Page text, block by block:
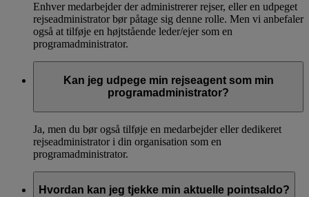
Enhver medarbejder der administrerer rejser, eller en udpeget
rejseadministrator bør påtage sig denne rolle. Men vi anbefaler
også at tilføje en højtstående leder/ejer som en
programadministrator.
Kan jeg udpege min rejseagent som min
programadministrator?
Ja, men du bør også tilføje en medarbejder eller dedikeret
rejseadministrator i din organisation som en
programadministrator.
Hvordan kan jeg tjekke min aktuelle pointsaldo?